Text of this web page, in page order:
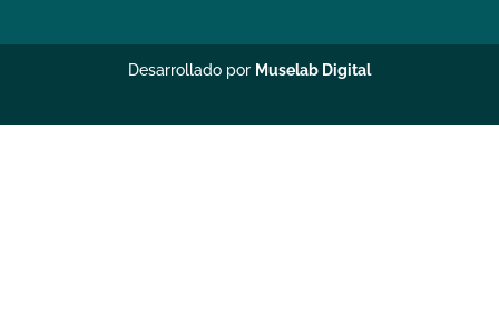
Desarrollado por Muselab Digital